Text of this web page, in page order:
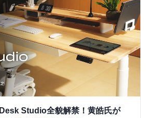
Desk Studio全貌解禁！黄皓氏が